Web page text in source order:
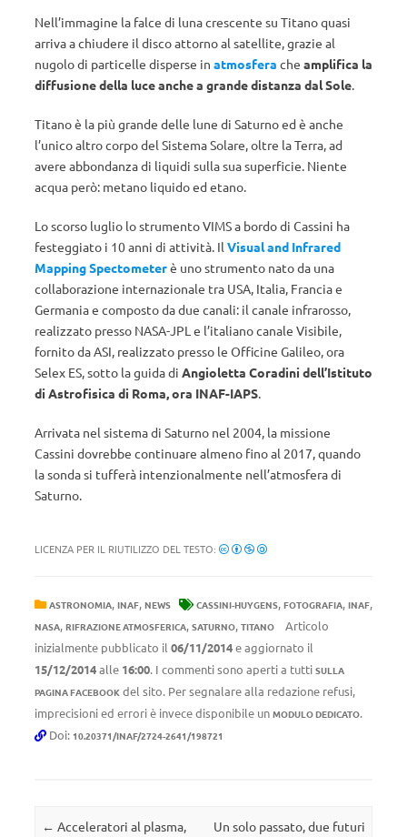
Nell’immagine la falce di luna crescente su Titano quasi
arriva a chiudere il disco attorno al satellite, grazie al
nugolo di particelle disperse in atmosfera che amplifica la
diffusione della luce anche a grande distanza dal Sole.
Titano è la più grande delle lune di Saturno ed è anche
l’unico altro corpo del Sistema Solare, oltre la Terra, ad
avere abbondanza di liquidi sulla sua superficie. Niente
acqua però: metano liquido ed etano.
Lo scorso luglio lo strumento VIMS a bordo di Cassini ha
festeggiato i 10 anni di attività. Il Visual and Infrared
Mapping Spectometerè uno strumento nato da una
collaborazione internazionale tra USA, Italia, Francia e
Germania e composto da due canali: il canale infrarosso,
realizzato presso NASA-JPL e l’italiano canale Visibile,
fornito da ASI, realizzato presso le Officine Galileo, ora
Selex ES, sotto la guida di Angioletta Coradini dell’Istituto
di Astrofisica di Roma, ora INAF-IAPS.
Arrivata nel sistema di Saturno nel 2004, la missione
Cassini dovrebbe continuare almeno fino al 2017, quando
la sonda si tufferà intenzionalmente nell’atmosfera di
Saturno.
LICENZA PER IL RIUTILIZZO DEL TESTO:
ASTRONOMIA, INAF, NEWS CASSINI-HUYGENS, FOTOGRAFIA, INAF,
NASA, RIFRAZIONE ATMOSFERICA, SATURNO, TITANO
Articolo
inizialmente pubblicato il 06/11/2014e aggiornato il
15/12/2014alle 16:00. I commenti sono aperti a tutti SULLA
PAGINA FACEBOOK del sito. Per segnalare alla redazione refusi,
imprecisioni ed errori è invece disponibile un MODULO DEDICATO.
Doi: 10.20371/INAF/2724-2641/198721
Navigazione articolo
← Acceleratori al plasma, Un solo passato, due futuri